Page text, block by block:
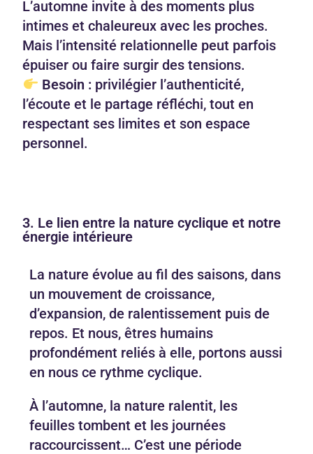
L’automne invite à des moments plus
intimes et chaleureux avec les proches.
Mais l’intensité relationnelle peut parfois
épuiser ou faire surgir des tensions.
Besoin : privilégier l’authenticité,
l’écoute et le partage réfléchi, tout en
respectant ses limites et son espace
personnel.
3. Le lien entre la nature cyclique et notre
énergie intérieure
La nature évolue au fil des saisons, dans
un mouvement de croissance,
d’expansion, de ralentissement puis de
repos. Et nous, êtres humains
profondément reliés à elle, portons aussi
en nous ce rythme cyclique.
À l’automne, la nature ralentit, les
feuilles tombent et les journées
raccourcissent… C’est une période